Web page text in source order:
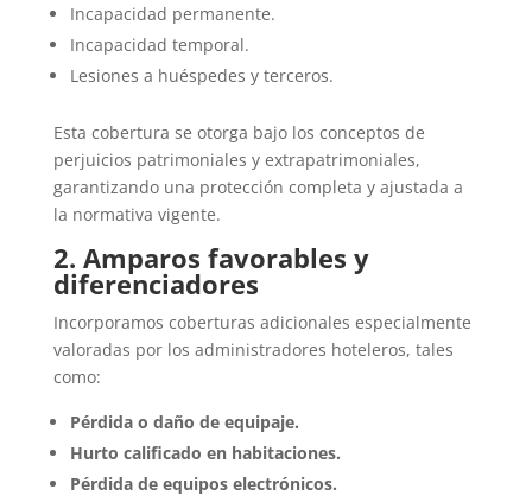
Incapacidad permanente.
Incapacidad temporal.
Lesiones a huéspedes y terceros.
Esta cobertura se otorga bajo los conceptos de
perjuicios patrimoniales y extrapatrimoniales,
garantizando una protección completa y ajustada a
la normativa vigente.
2. Amparos favorables y
diferenciadores
Incorporamos coberturas adicionales especialmente
valoradas por los administradores hoteleros, tales
como:
Pérdida o daño de equipaje.
Hurto calificado en habitaciones.
Pérdida de equipos electrónicos.